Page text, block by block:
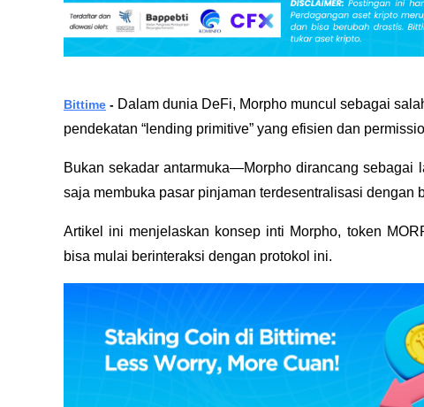
Bittime - Dalam dunia DeFi, Morpho muncul sebagai
pendekatan “lending primitive” yang efisien dan
Bukan sekadar antarmuka—Morpho dirancang sebagai
saja membuka pasar pinjaman terdesentralisasi dengan
Artikel ini menjelaskan konsep inti Morpho, token
bisa mulai berinteraksi dengan protokol ini.